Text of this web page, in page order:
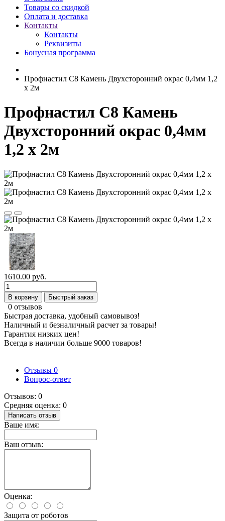
Товары со скидкой
Оплата и доставка
Контакты
Контакты
Реквизиты
Бонусная программа
Профнастил С8 Камень Двухсторонний окрас 0,4мм 1,2
х 2м
Профнастил С8 Камень
Двухсторонний окрас 0,4мм
1,2 х 2м
1610.00 руб.
В корзину Быстрый заказ
0 отзывов
Быстрая доставка, удобный самовывоз!
Наличный и безналичный расчет за товары!
Гарантия низких цен!
Всегда в наличии больше 9000 товаров!
Отзывы 0
Вопрос-ответ
Отзывов: 0
Средняя оценка: 0
Написать отзыв
Ваше имя:
Ваш отзыв:
Оценка:
Защита от роботов